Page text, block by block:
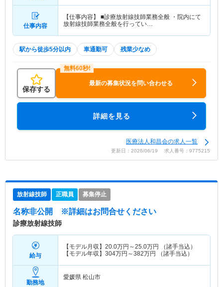
仕事内容
【仕事内容】 ■診療放射線技師業務全般 ・院内にて
放射線技師業務全般を行ってい…
駅から徒歩5分以内 車通勤可 残業少なめ
保存する
最新の募集状況を問い合わせる
詳細を見る
医療法人和昌会の求人一覧
更新日：2026/06/19 求人番号：9775215
放射線技師 正職員 募集停止
名称非公開 ※詳細はお問合せください
診療放射線技師
給与
【モデル月収】 20.0万円～25.0万円
（諸手当込）
【モデル年収】 304万円～382万円 （諸手当込）
勤務地
愛媛県 松山市